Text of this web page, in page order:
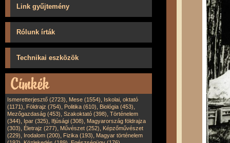
Link gyűjtemény
Rólunk írták
Technikai eszközök
Ismeretterjesztő (2723), Mese (1554), Iskolai, oktató
(1171), Földrajz (754), Politika (610), Biológia (453),
Mezőgazdaság (453), Szakoktató (398), Történelem
(344), Ipar (325), Ifjúsági (308), Magyarország földrajza
(303), Életrajz (277), Művészet (252), Képzőművészet
(229), Irodalom (200), Fizika (193), Magyar történelem